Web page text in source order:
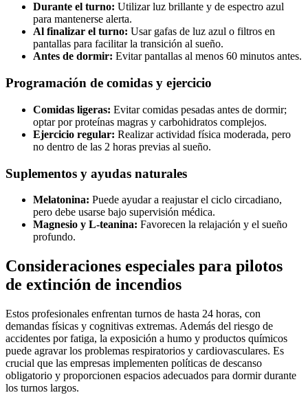
Durante el turno: Utilizar luz brillante y de espectro azul
para mantenerse alerta.
Al finalizar el turno: Usar gafas de luz azul o filtros en
pantallas para facilitar la transición al sueño.
Antes de dormir: Evitar pantallas al menos 60 minutos antes.
Programación de comidas y ejercicio
Comidas ligeras: Evitar comidas pesadas antes de dormir;
optar por proteínas magras y carbohidratos complejos.
Ejercicio regular: Realizar actividad física moderada, pero
no dentro de las 2 horas previas al sueño.
Suplementos y ayudas naturales
Melatonina: Puede ayudar a reajustar el ciclo circadiano,
pero debe usarse bajo supervisión médica.
Magnesio y L-teanina: Favorecen la relajación y el sueño
profundo.
Consideraciones especiales para pilotos
de extinción de incendios
Estos profesionales enfrentan turnos de hasta 24 horas, con
demandas físicas y cognitivas extremas. Además del riesgo de
accidentes por fatiga, la exposición a humo y productos químicos
puede agravar los problemas respiratorios y cardiovasculares. Es
crucial que las empresas implementen políticas de descanso
obligatorio y proporcionen espacios adecuados para dormir durante
los turnos largos.